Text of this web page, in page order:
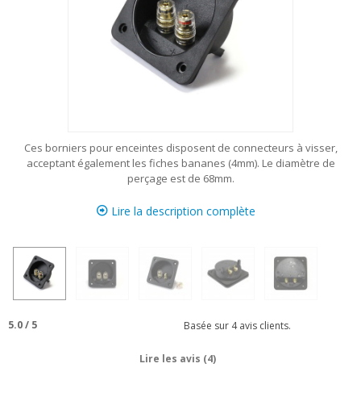
Ces borniers pour enceintes disposent de connecteurs à visser,
acceptant également les fiches bananes (4mm). Le diamètre de
perçage est de 68mm.
Lire la description complète
5.0/ 5 Basée sur 4avis clients.
Lire les avis (4)